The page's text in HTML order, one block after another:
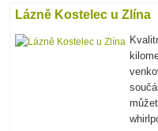
Lázně Kostelec u Zlína